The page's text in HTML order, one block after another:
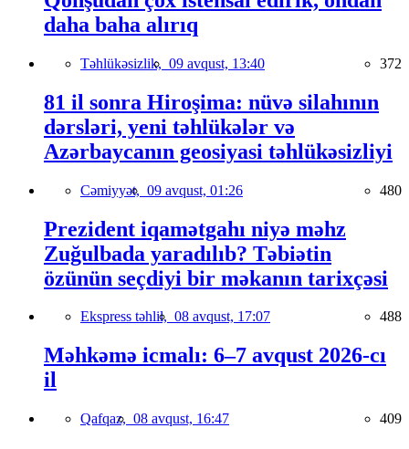
daha baha alırıq
Təhlükəsizlik, 09 avqust, 13:40 372
81 il sonra Hiroşima: nüvə silahının
dərsləri, yeni təhlükələr və
Azərbaycanın geosiyasi təhlükəsizliyi
Cəmiyyət, 09 avqust, 01:26 480
Prezident iqamətgahı niyə məhz
Zuğulbada yaradılıb? Təbiətin
özünün seçdiyi bir məkanın tarixçəsi
Ekspress təhlil, 08 avqust, 17:07 488
Məhkəmə icmalı: 6–7 avqust 2026-cı
il
Qafqaz, 08 avqust, 16:47 409